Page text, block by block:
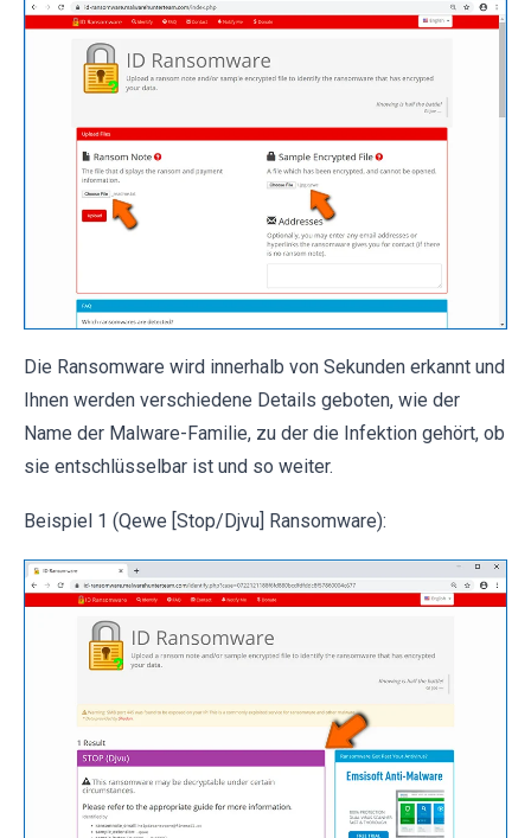
Die Ransomware wird innerhalb von Sekunden erkannt und
Ihnen werden verschiedene Details geboten, wie der
Name der Malware-Familie, zu der die Infektion gehört, ob
sie entschlüsselbar ist und so weiter.
Beispiel 1 (Qewe [Stop/Djvu] Ransomware):